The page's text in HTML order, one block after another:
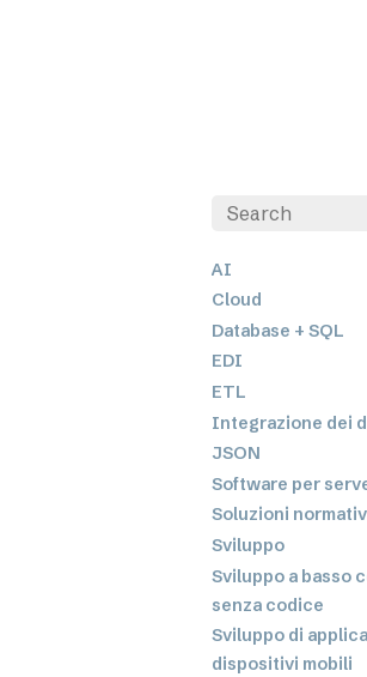
AI
Cloud
Database + SQL
EDI
ETL
Integrazione dei
JSON
Software per
Soluzioni
Sviluppo
Sviluppo a basso
senza codice
Sviluppo di
dispositivi mobili